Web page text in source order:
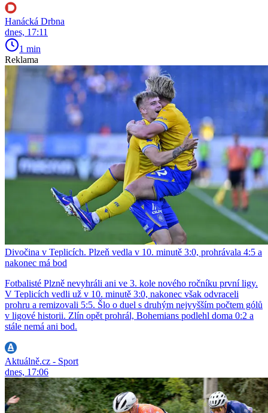
Hanácká Drbna
dnes, 17:11
1 min
Reklama
Divočina v Teplicích. Plzeň vedla v 10. minutě 3:0, prohrávala 4:5 a
nakonec má bod
Fotbalisté Plzně nevyhráli ani ve 3. kole nového ročníku první ligy.
V Teplicích vedli už v 10. minutě 3:0, nakonec však odvraceli
prohru a remizovali 5:5. Šlo o duel s druhým nejvyšším počtem gólů
v ligové historii. Zlín opět prohrál, Bohemians podlehl doma 0:2 a
stále nemá ani bod.
Aktuálně.cz - Sport
dnes, 17:06